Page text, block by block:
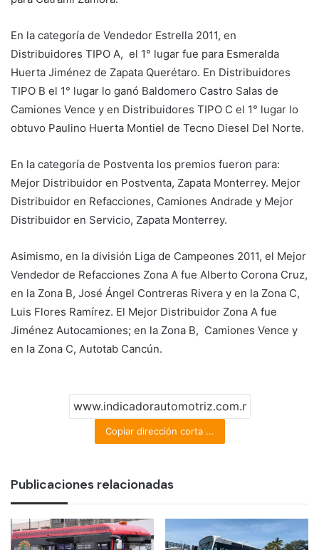
En la categoría de Vendedor Estrella 2011, en
Distribuidores TIPO A, el 1° lugar fue para Esmeralda
Huerta Jiménez de Zapata Querétaro. En Distribuidores
TIPO B el 1° lugar lo ganó Baldomero Castro Salas de
Camiones Vence y en Distribuidores TIPO C el 1° lugar lo
obtuvo Paulino Huerta Montiel de Tecno Diesel Del Norte.
En la categoría de Postventa los premios fueron para:
Mejor Distribuidor en Postventa, Zapata Monterrey. Mejor
Distribuidor en Refacciones, Camiones Andrade y Mejor
Distribuidor en Servicio, Zapata Monterrey.
Asimismo, en la división Liga de Campeones 2011, el Mejor
Vendedor de Refacciones Zona A fue Alberto Corona Cruz,
en la Zona B, José Ángel Contreras Rivera y en la Zona C,
Luis Flores Ramírez. El Mejor Distribuidor Zona A fue
Jiménez Autocamiones; en la Zona B, Camiones Vence y
en la Zona C, Autotab Cancún.
Copiar dirección corta ...
Publicaciones relacionadas